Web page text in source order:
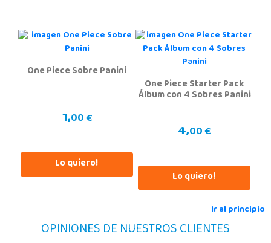
One Piece Sobre Panini
1,00 €
Lo quiero!
One Piece Starter Pack
Álbum con 4 Sobres Panini
4,00 €
Lo quiero!
Ir al principio
OPINIONES DE NUESTROS CLIENTES